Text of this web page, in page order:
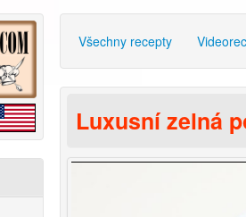
Všechny recepty
Luxusní zelná